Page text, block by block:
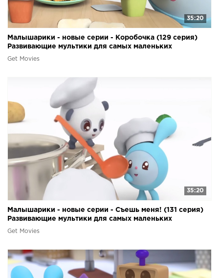
35:20
Малышарики - новые серии - Коробочка (129 серия)
Развивающие мультики для самых маленьких
Get Movies
35:20
Малышарики - новые серии - Съешь меня! (131 серия)
Развивающие мультики для самых маленьких
Get Movies